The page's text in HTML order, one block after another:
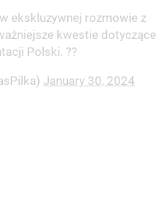
ekskluzywnej rozmowie z
kwestie dotyczące
Polski. ??
January 30, 2024